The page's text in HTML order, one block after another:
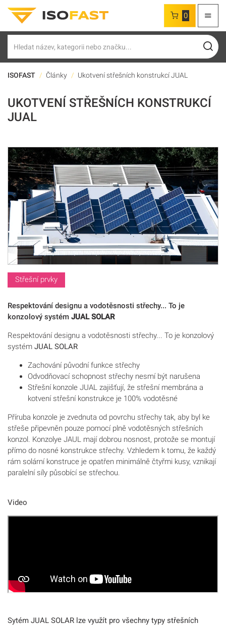
0
ISOFAST Články Ukotvení střešních konstrukcí JUAL
UKOTVENÍ STŘEŠNÍCH KONSTRUKCÍ
JUAL
Střešní prvky
Respektování designu a vodotěsnosti střechy... To je
konzolový systém JUAL SOLAR
Respektování designu a vodotěsnosti střechy... To je konzolový
systém JUAL SOLAR
Zachování původní funkce střechy
Odvodňovací schopnost střechy nesmí být narušena
Střešní konzole JUAL zajišťují, že střešní membrána a
kotvení střešní konstrukce je 100% vodotěsné
Příruba konzole je zvednuta od povrchu střechy tak, aby byl ke
střeše připevněn pouze pomocí plně vodotěsných střešních
konzol. Konzolye JAUL mají dobrou nosnost, protože se montují
přímo do nosné konstrukce střechy. Vzhledem k tomu, že každý
rám solární konstruce je opatřen minimálně čtyřmi kusy, vznikají
paralelní síly působící se střechou.
Video
Sytém JUAL SOLAR lze využít pro všechny typy střešních